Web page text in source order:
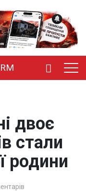
двоє
стали
родини